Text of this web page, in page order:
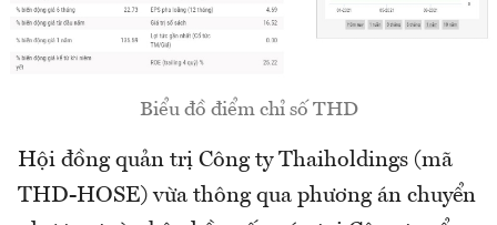
Biểu đồ điểm chỉ số THD
Hội đồng quản trị Công ty Thaiholdings (mã
THD-HOSE) vừa thông qua phương án chuyển